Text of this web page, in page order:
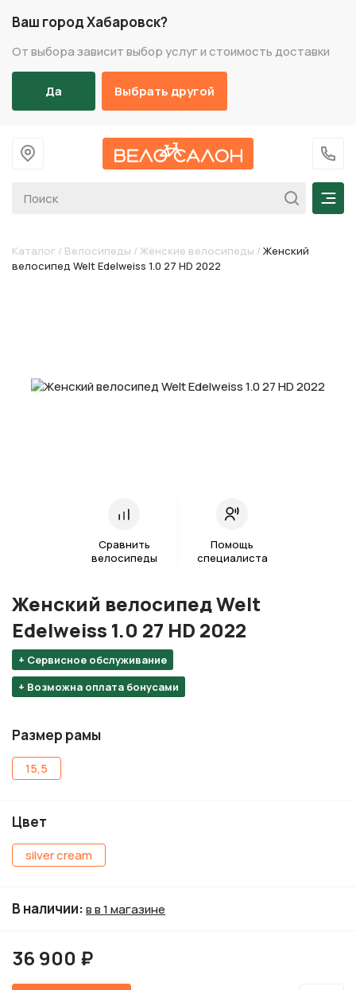
Ваш город Хабаровск?
От выбора зависит выбор услуг и стоимость доставки
Да Выбрать другой
На главную
+7
Каталог / Велосипеды / Женские велосипеды / Женский
велосипед Welt Edelweiss 1.0 27 HD 2022
Сравнить
велосипеды
Помощь
специалиста
+ Сервисное обслуживание
+ Возможна оплата бонусами
Женский велосипед Welt
Edelweiss 1.0 27 HD 2022
Размер рамы
15,5
Цвет
silver cream
В наличии:в в 1 магазине
36 900 ₽